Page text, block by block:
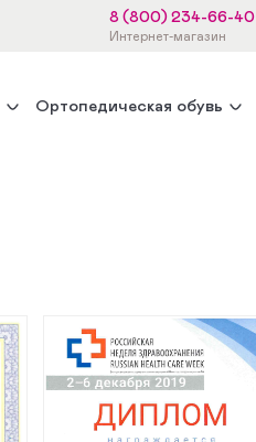
8 (800) 234-66-40
Интернет-магазин
Ортопедическая обувь